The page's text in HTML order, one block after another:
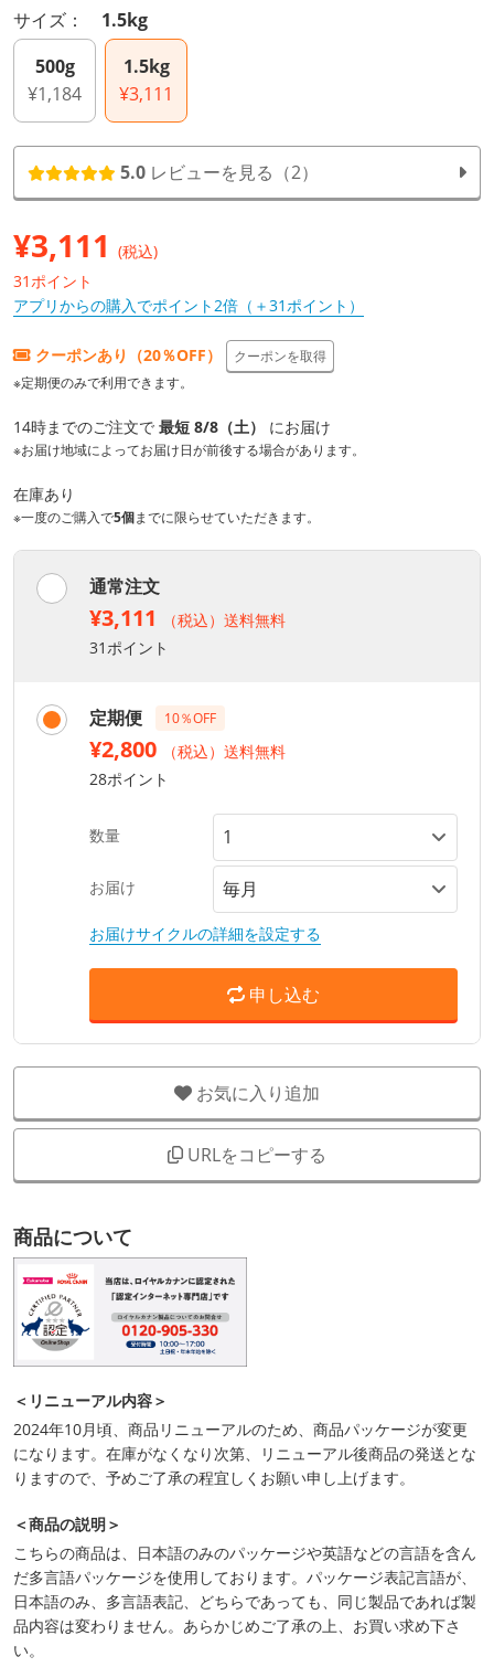
サイズ： 1.5kg
500g
¥1,184
1.5kg
¥3,111
5.0 レビューを見る（2）
¥3,111 (税込)
31ポイント
アプリからの購入でポイント2倍（＋31ポイント）
クーポンあり（20％OFF）
クーポンを取得
※定期便のみで利用できます。
14時までのご注文で 最短 8/8（土） にお届け
※お届け地域によってお届け日が前後する場合があります。
在庫あり
※一度のご購入で5個までに限らせていただきます。
通常注文
¥3,111
（税込）送料無料
31ポイント
定期便 10％OFF
¥2,800
（税込）送料無料
28ポイント
数量
お届け
お届けサイクルの詳細を設定する
申し込む
お気に入り追加
URLをコピーする
商品について
＜リニューアル内容＞
2024年10月頃、商品リニューアルのため、商品パッケージが変更
になります。在庫がなくなり次第、リニューアル後商品の発送とな
りますので、予めご了承の程宜しくお願い申し上げます。
＜商品の説明＞
こちらの商品は、日本語のみのパッケージや英語などの言語を含ん
だ多言語パッケージを使用しております。パッケージ表記言語が、
日本語のみ、多言語表記、どちらであっても、同じ製品であれば製
品内容は変わりません。あらかじめご了承の上、お買い求め下さ
い。